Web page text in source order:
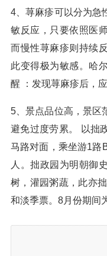
4、荨麻疹可以分为急
敏反应，只要依照医
而慢性荨麻疹则持续
此变得极为敏感。哈
醒 ：发现荨麻疹后，
5、景点品位高，景区
避免过度劳累。 以拙
马路对面，乘坐游1路
人。拙政园为明朝御
树，灌园粥蔬，此亦
和淡季票。8月份期间